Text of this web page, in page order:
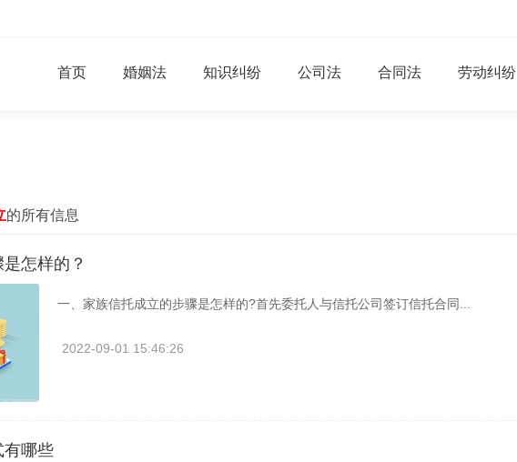
首页 婚姻法 知识纠纷 公司法 合同法 劳动纠纷
的所有信息
怎样的？
一、家族信托成立的步骤是怎样的?首先委托人与信托公司签订信托合同...
2022-09-01 15:46:26
有哪些